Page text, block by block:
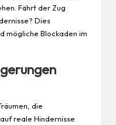
Fährt der Zug
Dies
mögliche Blockaden im
die
reale Hindernisse